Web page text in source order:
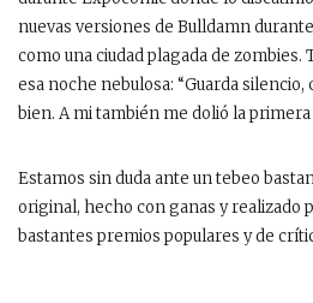
nuevas versiones de Bulldamn
como una ciudad plagada de zombies.
esa noche nebulosa: “Guarda
bien. A mi también me dolió la primera
Estamos sin duda ante un tebeo
original, hecho con ganas y realizado
bastantes premios populares y de